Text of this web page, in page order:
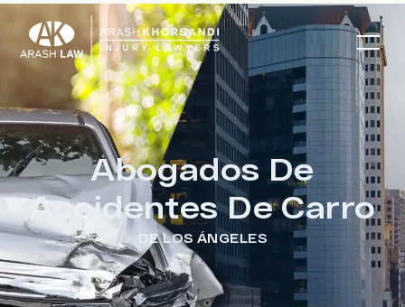
Abogados De
Accidentes De Carro
DE LOS ÁNGELES